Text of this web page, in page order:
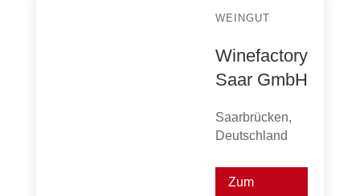
WEINGUT
Winefactory
Saar GmbH
Saarbrücken,
Deutschland
Zum